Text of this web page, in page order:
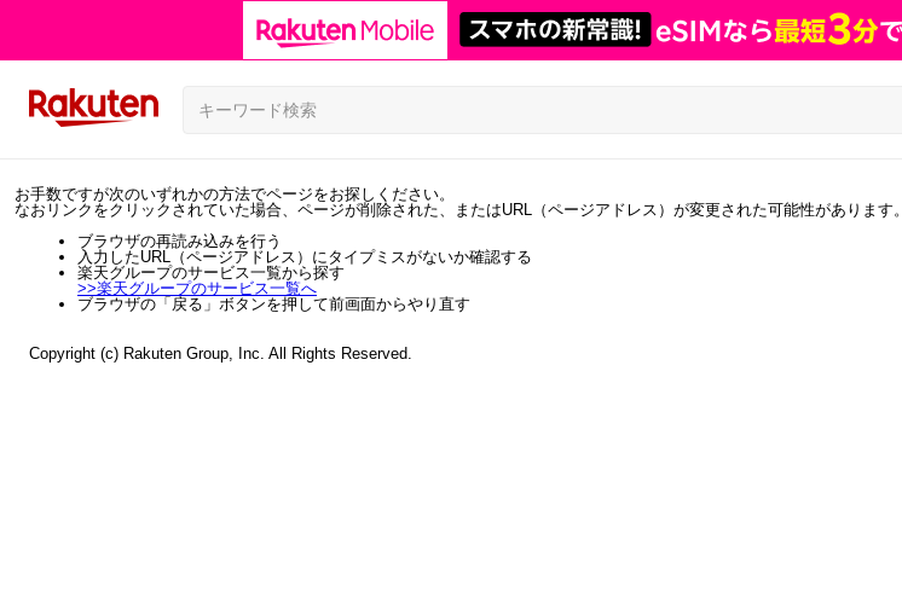
お手数ですが次のいずれかの方法でページをお探しください。
なおリンクをクリックされていた場合、ページが削除された、またはURL（ページアドレス）が変更された可能性があります。
ブラウザの再読み込みを行う
入力したURL（ページアドレス）にタイプミスがないか確認する
楽天グループのサービス一覧から探す
>>楽天グループのサービス一覧へ
ブラウザの「戻る」ボタンを押して前画面からやり直す
Copyright (c) Rakuten Group, Inc. All Rights Reserved.